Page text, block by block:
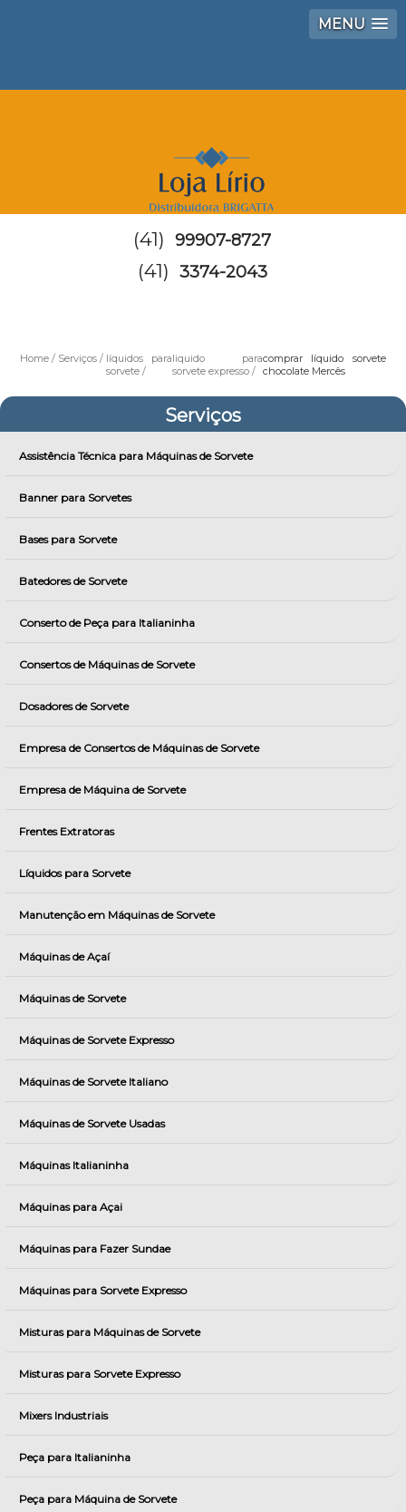
MENU
(41) 99907-8727
(41) 3374-2043
Home Serviços
líquidos para
sorvete
liquido para
sorvete expresso
comprar líquido sorvete
chocolate Mercês
Serviços
Assistência Técnica para Máquinas de Sorvete
Banner para Sorvetes
Bases para Sorvete
Batedores de Sorvete
Conserto de Peça para Italianinha
Consertos de Máquinas de Sorvete
Dosadores de Sorvete
Empresa de Consertos de Máquinas de Sorvete
Empresa de Máquina de Sorvete
Frentes Extratoras
Líquidos para Sorvete
Manutenção em Máquinas de Sorvete
Máquinas de Açaí
Máquinas de Sorvete
Máquinas de Sorvete Expresso
Máquinas de Sorvete Italiano
Máquinas de Sorvete Usadas
Máquinas Italianinha
Máquinas para Açai
Máquinas para Fazer Sundae
Máquinas para Sorvete Expresso
Misturas para Máquinas de Sorvete
Misturas para Sorvete Expresso
Mixers Industriais
Peça para Italianinha
Peça para Máquina de Sorvete